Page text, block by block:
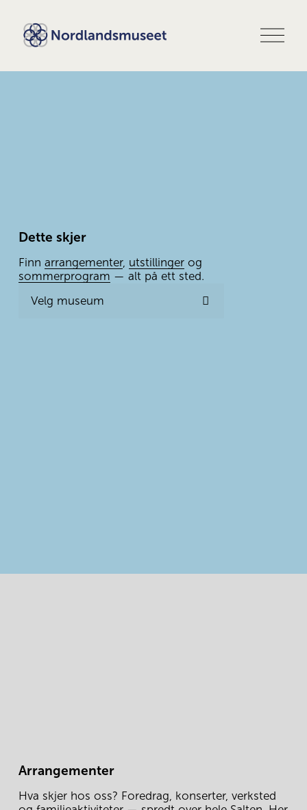
Å
p
e
Dette skjer
Finn arrangementer, utstillinger
sommerprogram — alt på ett sted.
Velg museum
Arrangementer
Hva skjer hos oss? Foredrag, konserter, verksted